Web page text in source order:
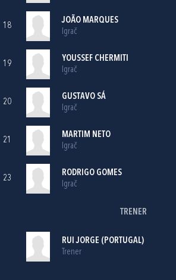
18
JOÃO MARQUES
Igrač
19
YOUSSEF CHERMITI
Igrač
20
GUSTAVO SÁ
Igrač
21
MARTIM NETO
Igrač
23
RODRIGO GOMES
Igrač
TRENER
RUI JORGE (PORTUGAL)
Trener